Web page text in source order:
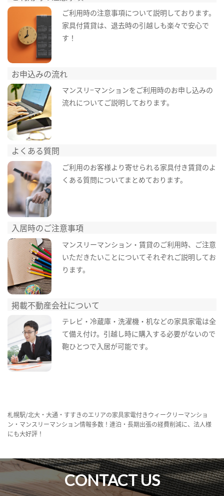
ご利用時の注意事項について説明しております。
家具付賃貸は、退去時の引越しも楽々で安心で
す！
お申込みの流れ
マンスリ−マンションをご利用時のお申し込みの
流れについてご説明しております。
よくある質問
ご利用のお客様より寄せられる家具付き賃貸のよ
くある質問についてまとめております。
入居時のご注意事項
マンスリーマンション・賃貸のご利用時、ご注意
いただきたいことについてそれぞれご説明してお
ります。
掲載不動産会社について
テレビ・冷蔵庫・洗濯機・机などの家具家電は全
て備え付け。引越し時に購入する必要がないので
鞄ひとつで入居が可能です。
札幌駅/北大・大通・すすきのエリアの家具家電付きウィークリーマンショ
ン・マンスリーマンション情報多数！連泊・長期出張の経費削減に、法人様
にも大好評！
CONTACT US